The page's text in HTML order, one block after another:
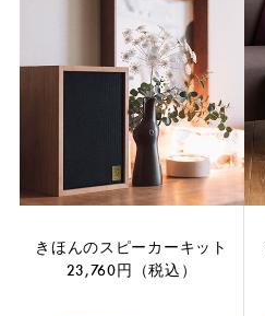
きほんのスピーカーキット
23,760円（税込）